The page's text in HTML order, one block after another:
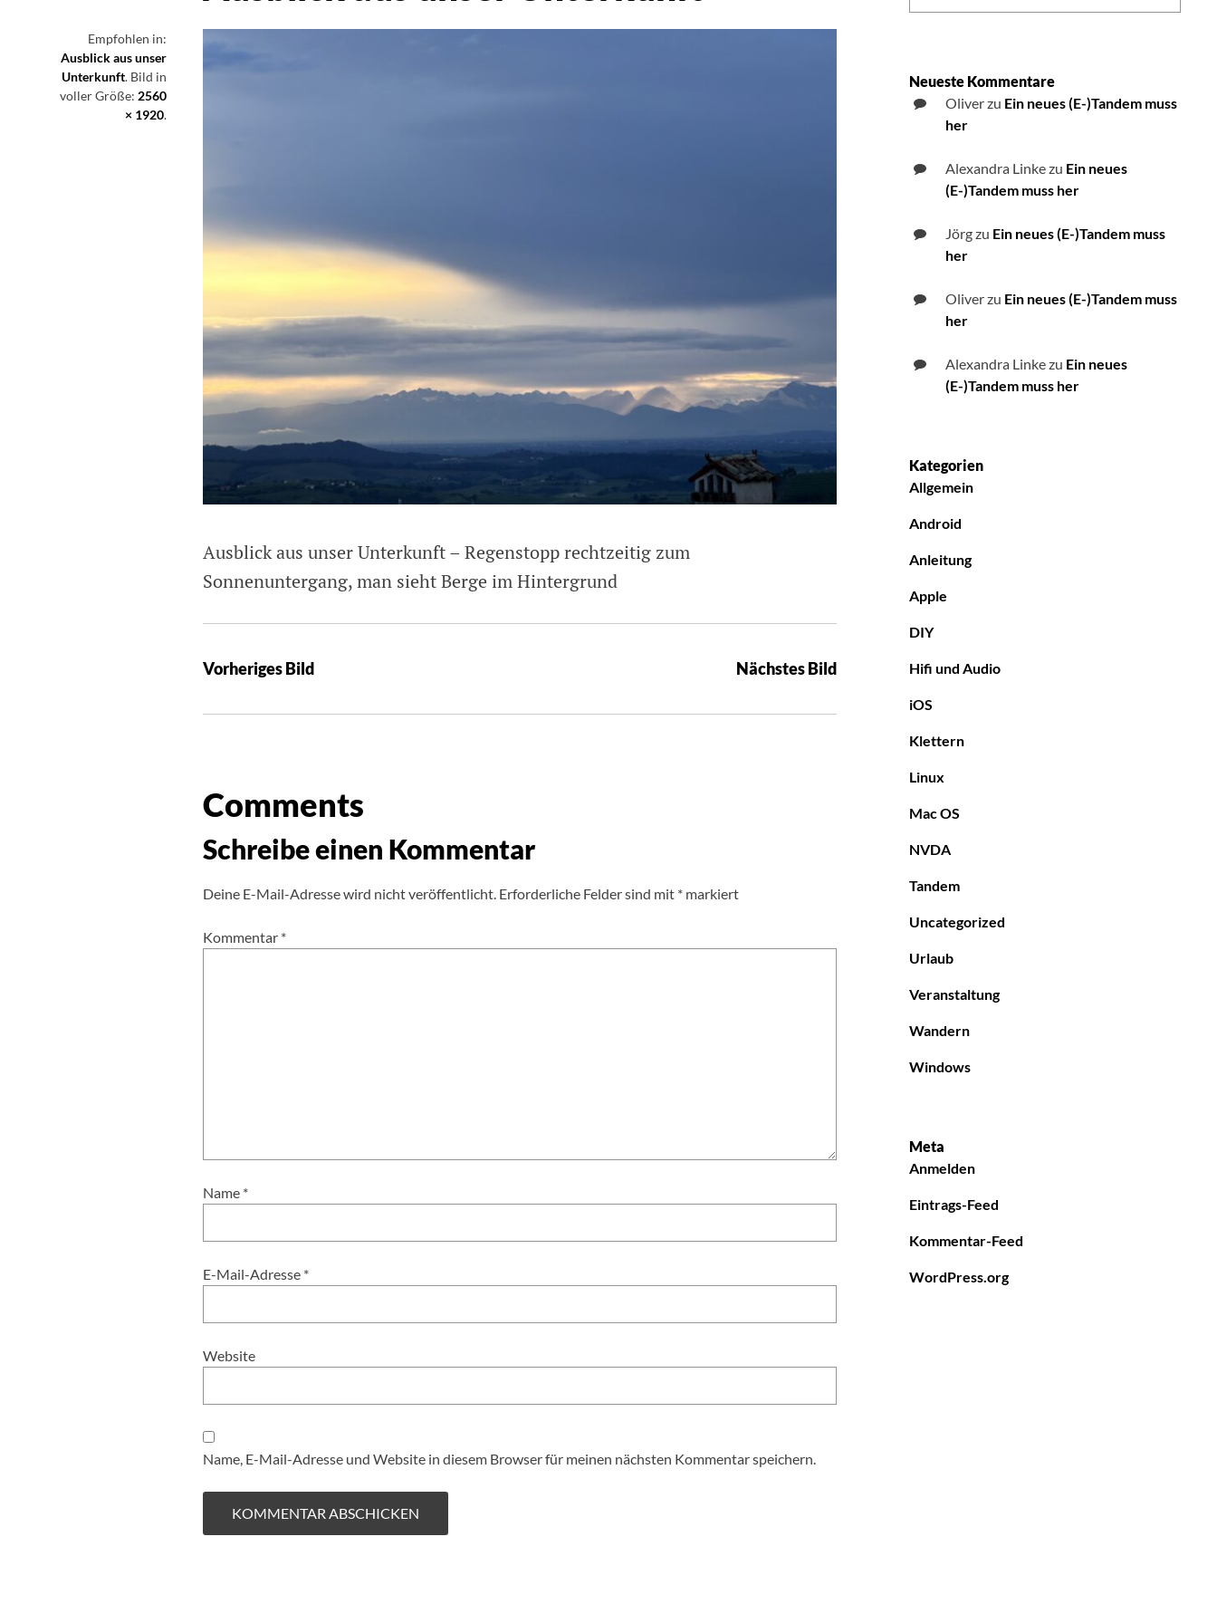
Empfohlen in:
Ausblick aus unser
Unterkunft. Bild in
voller Größe: 2560
× 1920.
Ausblick aus unser Unterkunft – Regenstopp rechtzeitig zum
Sonnenuntergang, man sieht Berge im Hintergrund
Vorheriges Bild Nächstes Bild
Comments
Schreibe einen Kommentar
Deine E-Mail-Adresse wird nicht veröffentlicht. Erforderliche Felder sind mit * markiert
Kommentar *
Name *
E-Mail-Adresse *
Website
Name, E-Mail-Adresse und Website in diesem Browser für meinen nächsten Kommentar speichern.
Neueste Kommentare
Oliverzu Ein neues (E-)Tandem muss
her
Alexandra Linkezu Ein neues
(E-)Tandem muss her
Jörgzu Ein neues (E-)Tandem muss
her
Oliverzu Ein neues (E-)Tandem muss
her
Alexandra Linkezu Ein neues
(E-)Tandem muss her
Kategorien
Allgemein
Android
Anleitung
Apple
DIY
Hifi und Audio
iOS
Klettern
Linux
Mac OS
NVDA
Tandem
Uncategorized
Urlaub
Veranstaltung
Wandern
Windows
Meta
Anmelden
Eintrags-Feed
Kommentar-Feed
WordPress.org